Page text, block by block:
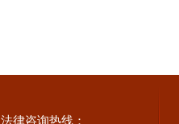
法律咨询热线：